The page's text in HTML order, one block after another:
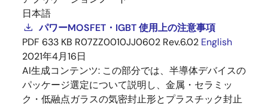
日本語
パワーMOSFET・IGBT 使用上の注意事項
PDF 633 KB R07ZZ0010JJ0602 Rev.6.02 English
2021年4月16日
AI生成コンテンツ: この部分では、半導体デバイスの
パッケージ選定について説明し、金属・セラミッ
ク・低融点ガラスの気密封止形とプラスチック封止